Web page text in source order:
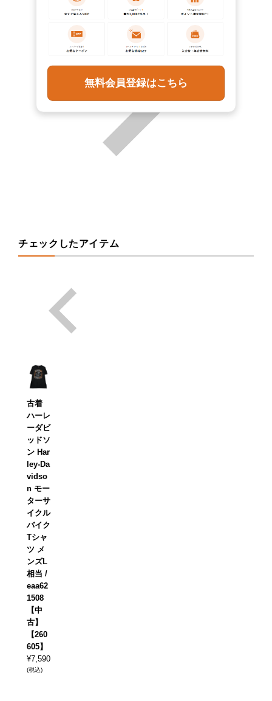
チェックしたアイテム
古着
ハーレ
ーダビ
ッドソ
ン Har
ley-Da
vidso
n モー
ターサ
イクル
バイク
Tシャ
ツ メ
ンズL
相当 /
eaa62
1508
【中
古】
【260
605】
¥7,590
(税込)
無料会員登録はこちら